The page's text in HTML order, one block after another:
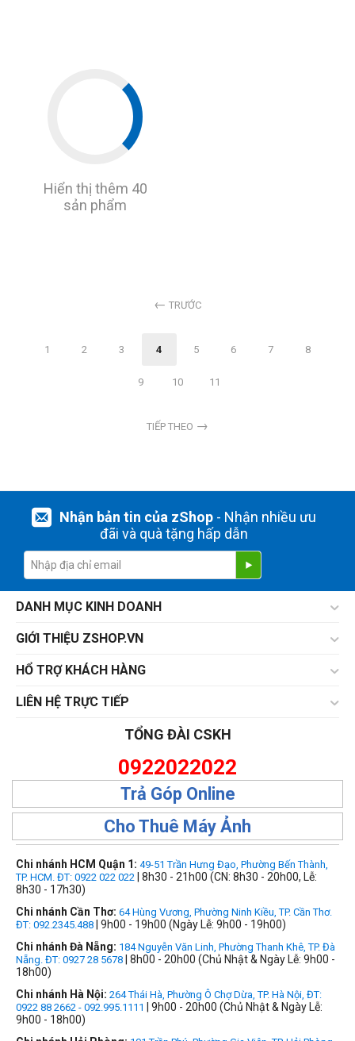
Hiển thị thêm 40
sản phẩm
TRƯỚC
1 2 3 4 5 6 7 8
9 10 11
TIẾP THEO
Nhận bản tin của zShop- Nhận nhiều ưu
đãi và quà tặng hấp dẫn
DANH MỤC KINH DOANH
GIỚI THIỆU ZSHOP.VN
HỔ TRỢ KHÁCH HÀNG
LIÊN HỆ TRỰC TIẾP
TỔNG ĐÀI CSKH
0922022022
Trả Góp Online
Cho Thuê Máy Ảnh
Chi nhánh HCM Quận 1: 49-51 Trần Hưng Đạo, Phường Bến Thành,
TP. HCM. ĐT: 0922 022 022 | 8h30 - 21h00 (CN: 8h30 - 20h00, Lễ:
8h30 - 17h30)
Chi nhánh Cần Thơ: 64 Hùng Vương, Phường Ninh Kiều, TP. Cần Thơ.
ĐT: 092.2345.488 | 9h00 - 19h00 (Ngày Lễ: 9h00 - 19h00)
Chi nhánh Đà Nẵng: 184 Nguyễn Văn Linh, Phường Thanh Khê, TP. Đà
Nẵng. ĐT: 0927 28 5678 | 8h00 - 20h00 (Chủ Nhật & Ngày Lễ: 9h00 -
18h00)
Chi nhánh Hà Nội: 264 Thái Hà, Phường Ô Chợ Dừa, TP. Hà Nội, ĐT:
0922 88 2662 - 092.995.1111
| 9h00 - 20h00 (Chủ Nhật & Ngày Lễ:
9h00 - 18h00)